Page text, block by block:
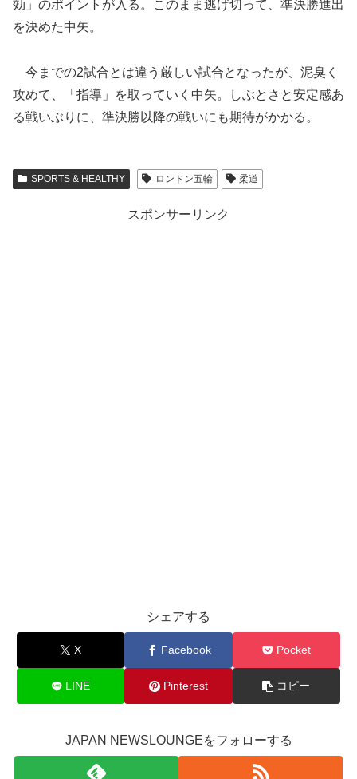
効」のポイントが入る。このまま逃げ切って、準決勝進出
を決めた中矢。
今までの2試合とは違う厳しい試合となったが、泥臭く
攻めて、「指導」を取っていく中矢。しぶとさと安定感あ
る戦いぶりに、準決勝以降の戦いにも期待がかかる。
SPORTS & HEALTHY ロンドン五輪 柔道
スポンサーリンク
シェアする
X Facebook Pocket
LINE Pinterest コピー
JAPAN NEWSLOUNGEをフォローする